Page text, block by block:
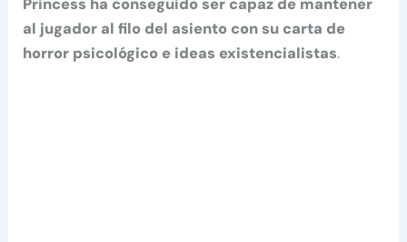
Princess ha conseguido ser capaz de mantener
al jugador al filo del asiento con su carta de
horror psicológico e ideas existencialistas.